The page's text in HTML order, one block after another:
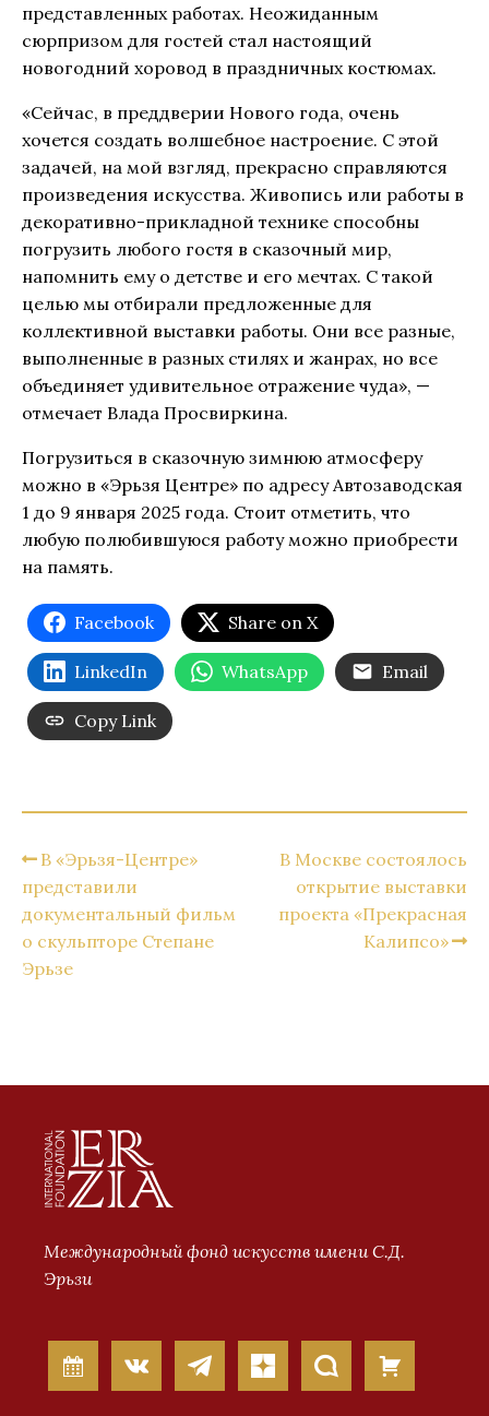
представленных работах. Неожиданным
сюрпризом для гостей стал настоящий
новогодний хоровод в праздничных костюмах.
«Сейчас, в преддверии Нового года, очень
хочется создать волшебное настроение. С этой
задачей, на мой взгляд, прекрасно справляются
произведения искусства. Живопись или работы в
декоративно-прикладной технике способны
погрузить любого гостя в сказочный мир,
напомнить ему о детстве и его мечтах. С такой
целью мы отбирали предложенные для
коллективной выставки работы. Они все разные,
выполненные в разных стилях и жанрах, но все
объединяет удивительное отражение чуда», —
отмечает Влада Просвиркина.
Погрузиться в сказочную зимнюю атмосферу
можно в «Эрьзя Центре» по адресу Автозаводская
1 до 9 января 2025 года. Стоит отметить, что
любую полюбившуюся работу можно приобрести
на память.
Facebook Share on X
LinkedIn WhatsApp Email
Copy Link
В «Эрьзя-Центре»
представили
документальный фильм
о скульпторе Степане
Эрьзе
В Москве состоялось
открытие выставки
проекта «Прекрасная
Калипсо»
Международный фонд искусств имени С.Д.
Эрьзи